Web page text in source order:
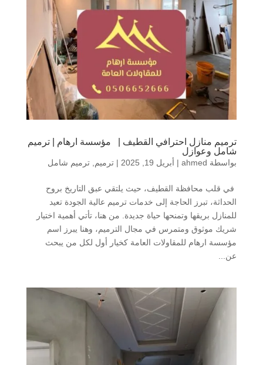
ترميم منازل احترافي القطيف | مؤسسة ارهام | ترميم
شامل وعوازل
بواسطة ahmed
| أبريل 19, 2025 | ترميم ترميم شامل
في قلب محافظة القطيف، حيث يلتقي عبق التاريخ بروح
الحداثة، تبرز الحاجة إلى خدمات ترميم عالية الجودة تعيد
للمنازل بريقها وتمنحها حياة جديدة. من هنا، تأتي أهمية اختيار
شريك موثوق ومتمرس في مجال الترميم، وهنا يبرز اسم
مؤسسة ارهام للمقاولات العامة كخيار أول لكل من يبحث
عن...